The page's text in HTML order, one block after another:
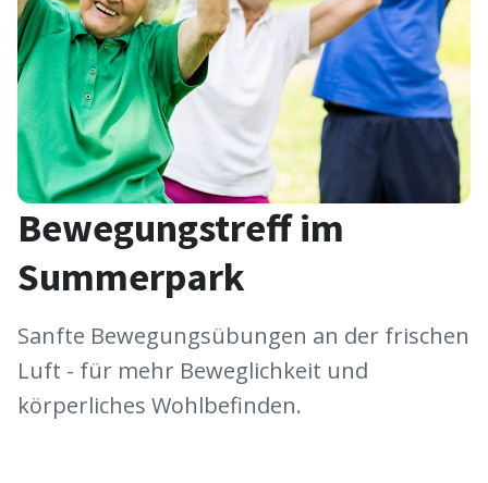
Bewegungstreff im
Summerpark
Sanfte Bewegungsübungen an der frischen
Luft - für mehr Beweglichkeit und
körperliches Wohlbefinden.